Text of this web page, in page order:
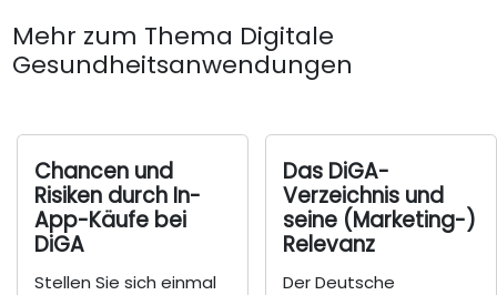
Mehr zum Thema Digitale
Gesundheitsanwendungen
Chancen und
Risiken durch In-
App-Käufe bei
DiGA
Stellen Sie sich einmal
Das DiGA-
Verzeichnis und
seine (Marketing-)
Relevanz
Der Deutsche